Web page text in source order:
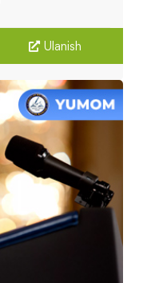
Ulanish